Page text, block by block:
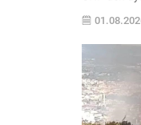
yeni adres
Bugün
AK Parti’ye
İstanbul
tören
Parti’ye